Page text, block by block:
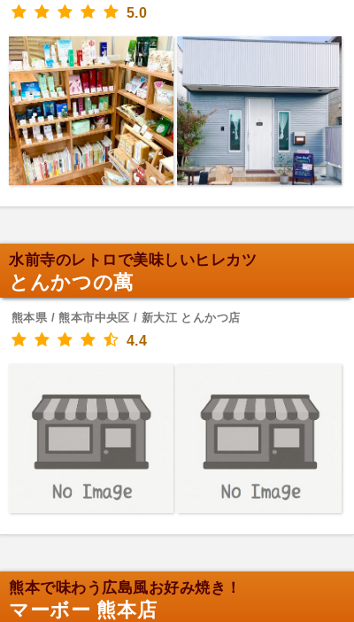
5.0
水前寺のレトロで美味しいヒレカツ
とんかつの萬
熊本県 / 熊本市中央区 / 新大江 とんかつ店
4.4
熊本で味わう広島風お好み焼き！
マーボー 熊本店